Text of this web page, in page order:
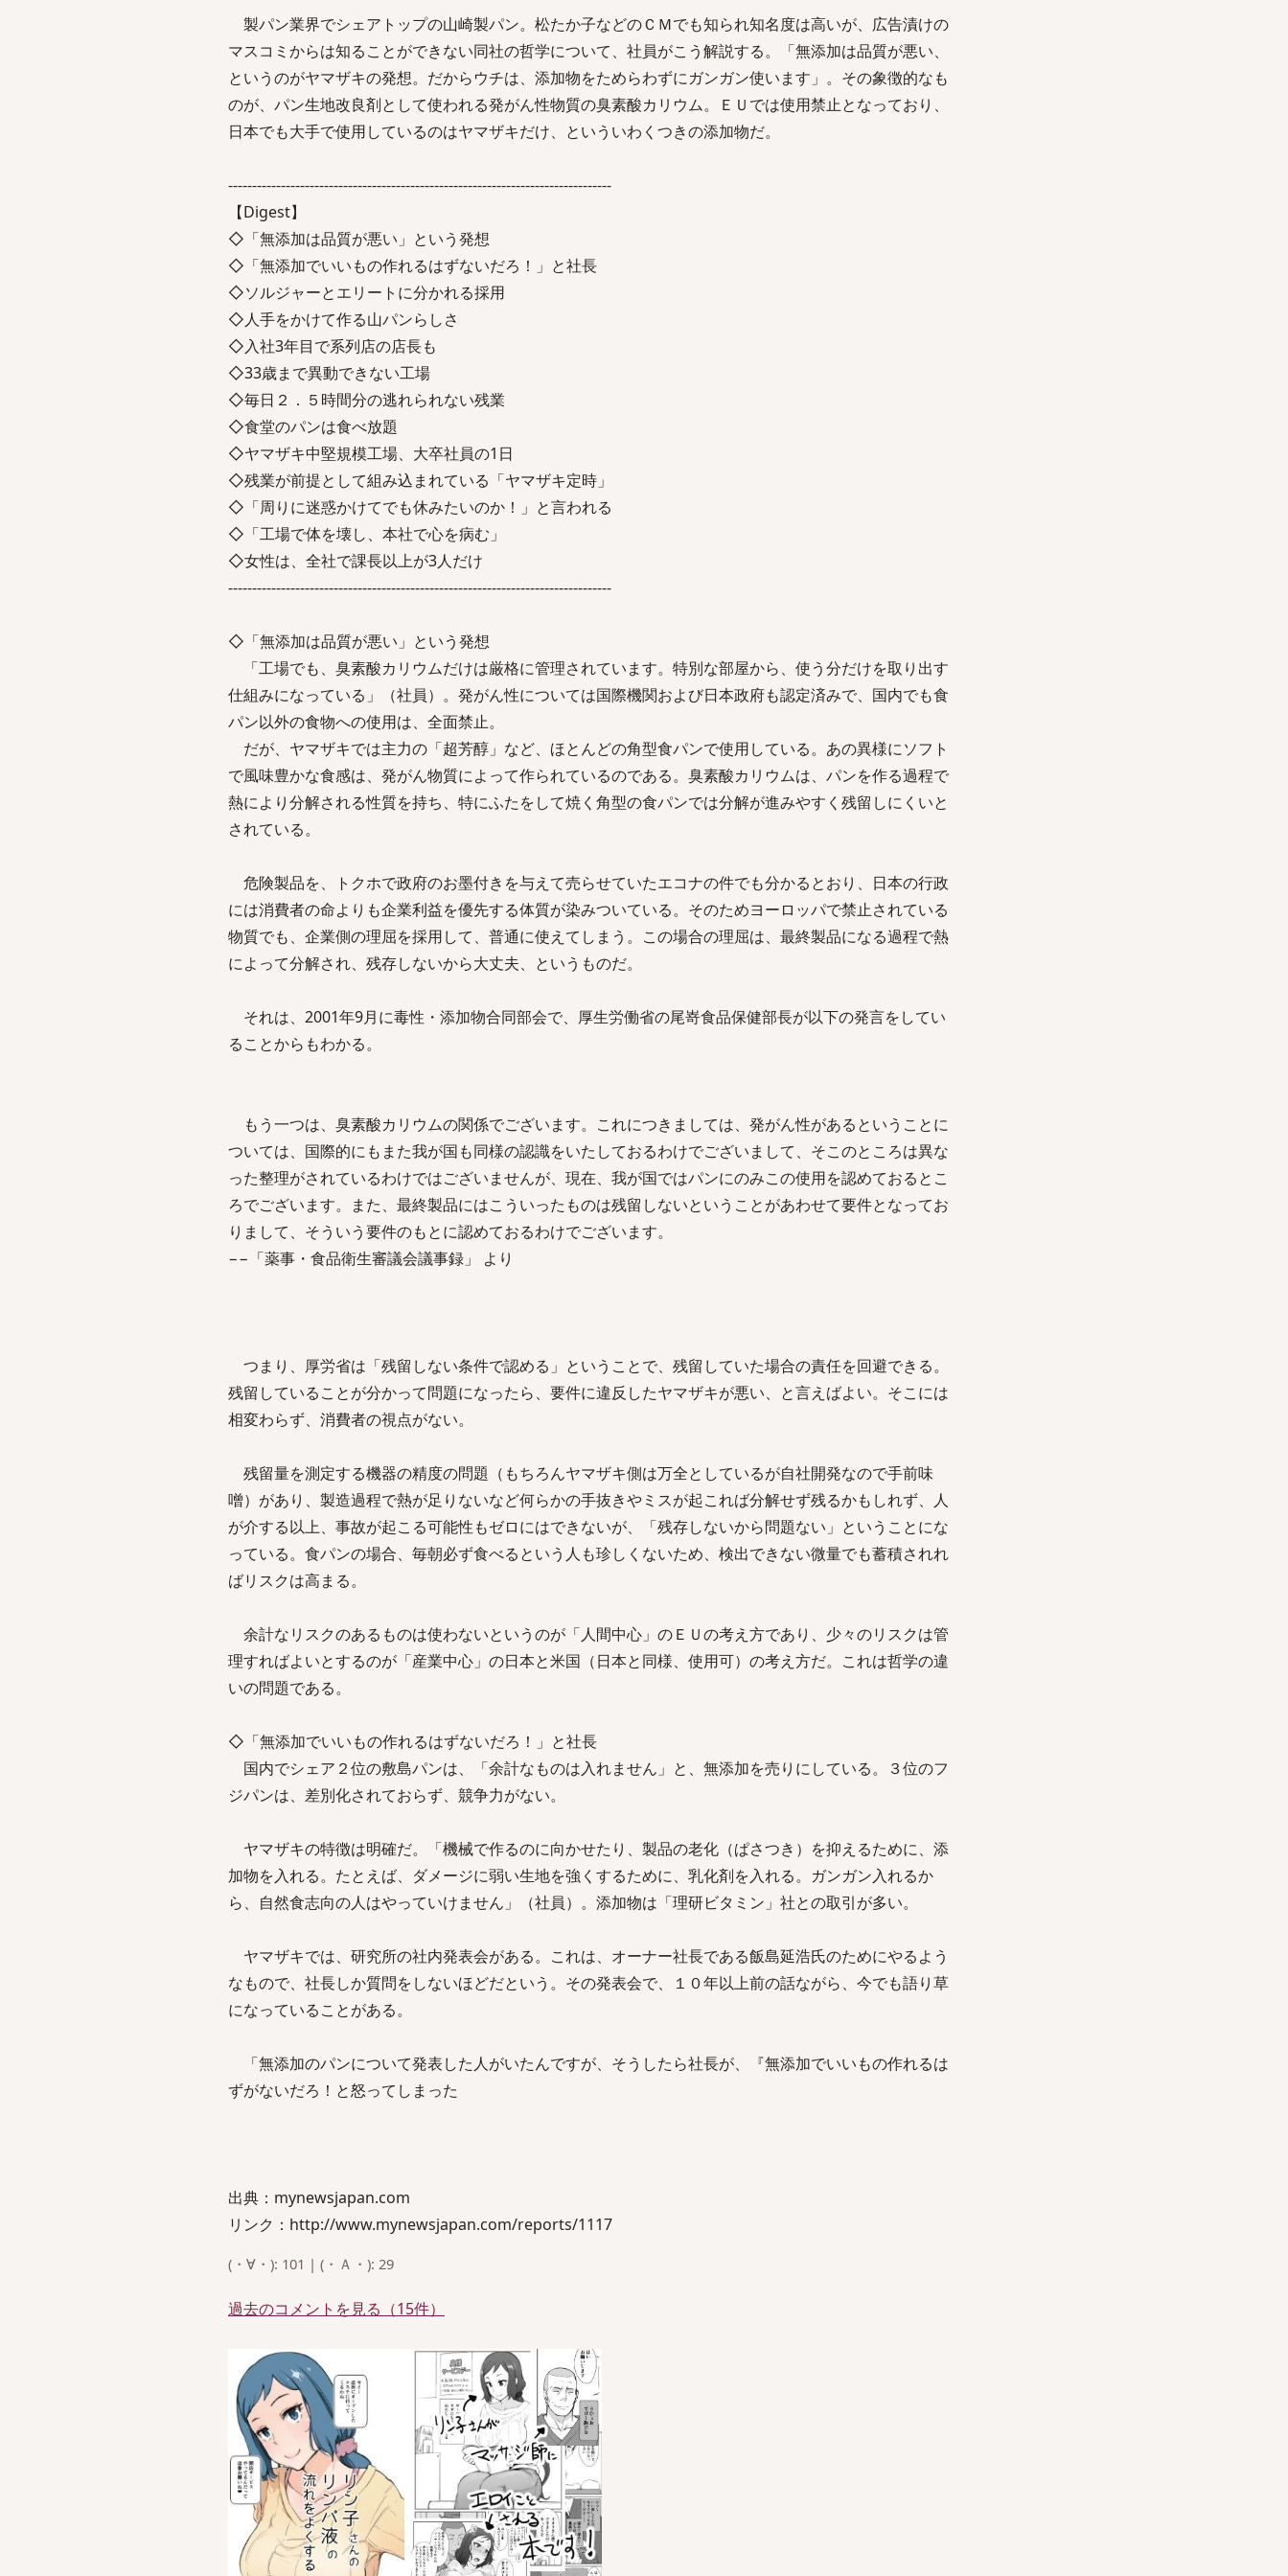
製パン業界でシェアトップの山崎製パン。松たか子などのＣＭでも知られ知名度は高いが、広告漬けの
マスコミからは知ることができない同社の哲学について、社員がこう解説する。「無添加は品質が悪い、
というのがヤマザキの発想。だからウチは、添加物をためらわずにガンガン使います」。その象徴的なも
のが、パン生地改良剤として使われる発がん性物質の臭素酸カリウム。ＥＵでは使用禁止となっており、
日本でも大手で使用しているのはヤマザキだけ、といういわくつきの添加物だ。
--------------------------------------------------------------------------------
【Digest】
◇「無添加は品質が悪い」という発想
◇「無添加でいいもの作れるはずないだろ！」と社長
◇ソルジャーとエリートに分かれる採用
◇人手をかけて作る山パンらしさ
◇入社3年目で系列店の店長も
◇33歳まで異動できない工場
◇毎日２．５時間分の逃れられない残業
◇食堂のパンは食べ放題
◇ヤマザキ中堅規模工場、大卒社員の1日
◇残業が前提として組み込まれている「ヤマザキ定時」
◇「周りに迷惑かけてでも休みたいのか！」と言われる
◇「工場で体を壊し、本社で心を病む」
◇女性は、全社で課長以上が3人だけ
--------------------------------------------------------------------------------
◇「無添加は品質が悪い」という発想
「工場でも、臭素酸カリウムだけは厳格に管理されています。特別な部屋から、使う分だけを取り出す
仕組みになっている」（社員）。発がん性については国際機関および日本政府も認定済みで、国内でも食
パン以外の食物への使用は、全面禁止。
だが、ヤマザキでは主力の「超芳醇」など、ほとんどの角型食パンで使用している。あの異様にソフト
で風味豊かな食感は、発がん物質によって作られているのである。臭素酸カリウムは、パンを作る過程で
熱により分解される性質を持ち、特にふたをして焼く角型の食パンでは分解が進みやすく残留しにくいと
されている。
危険製品を、トクホで政府のお墨付きを与えて売らせていたエコナの件でも分かるとおり、日本の行政
には消費者の命よりも企業利益を優先する体質が染みついている。そのためヨーロッパで禁止されている
物質でも、企業側の理屈を採用して、普通に使えてしまう。この場合の理屈は、最終製品になる過程で熱
によって分解され、残存しないから大丈夫、というものだ。
それは、2001年9月に毒性・添加物合同部会で、厚生労働省の尾嵜食品保健部長が以下の発言をしてい
ることからもわかる。
もう一つは、臭素酸カリウムの関係でございます。これにつきましては、発がん性があるということに
ついては、国際的にもまた我が国も同様の認識をいたしておるわけでございまして、そこのところは異な
った整理がされているわけではございませんが、現在、我が国ではパンにのみこの使用を認めておるとこ
ろでございます。また、最終製品にはこういったものは残留しないということがあわせて要件となってお
りまして、そういう要件のもとに認めておるわけでございます。
−−「薬事・食品衛生審議会議事録」 より
つまり、厚労省は「残留しない条件で認める」ということで、残留していた場合の責任を回避できる。
残留していることが分かって問題になったら、要件に違反したヤマザキが悪い、と言えばよい。そこには
相変わらず、消費者の視点がない。
残留量を測定する機器の精度の問題（もちろんヤマザキ側は万全としているが自社開発なので手前味
噌）があり、製造過程で熱が足りないなど何らかの手抜きやミスが起これば分解せず残るかもしれず、人
が介する以上、事故が起こる可能性もゼロにはできないが、「残存しないから問題ない」ということにな
っている。食パンの場合、毎朝必ず食べるという人も珍しくないため、検出できない微量でも蓄積されれ
ばリスクは高まる。
余計なリスクのあるものは使わないというのが「人間中心」のＥＵの考え方であり、少々のリスクは管
理すればよいとするのが「産業中心」の日本と米国（日本と同様、使用可）の考え方だ。これは哲学の違
いの問題である。
◇「無添加でいいもの作れるはずないだろ！」と社長
国内でシェア２位の敷島パンは、「余計なものは入れません」と、無添加を売りにしている。３位のフ
ジパンは、差別化されておらず、競争力がない。
ヤマザキの特徴は明確だ。「機械で作るのに向かせたり、製品の老化（ぱさつき）を抑えるために、添
加物を入れる。たとえば、ダメージに弱い生地を強くするために、乳化剤を入れる。ガンガン入れるか
ら、自然食志向の人はやっていけません」（社員）。添加物は「理研ビタミン」社との取引が多い。
ヤマザキでは、研究所の社内発表会がある。これは、オーナー社長である飯島延浩氏のためにやるよう
なもので、社長しか質問をしないほどだという。その発表会で、１０年以上前の話ながら、今でも語り草
になっていることがある。
「無添加のパンについて発表した人がいたんですが、そうしたら社長が、『無添加でいいもの作れるは
ずがないだろ！と怒ってしまった
出典：mynewsjapan.com
リンク：http://www.mynewsjapan.com/reports/1117
(・∀・): 101 | (・Ａ・): 29
過去のコメントを見る（15件）